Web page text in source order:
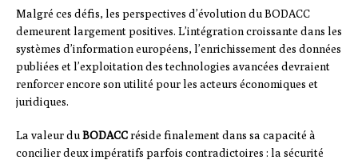
Malgré ces défis, les perspectives d’évolution du BODACC
demeurent largement positives. L’intégration croissante dans les
systèmes d’information européens, l’enrichissement des données
publiées et l’exploitation des technologies avancées devraient
renforcer encore son utilité pour les acteurs économiques et
juridiques.
La valeur duBODACCréside finalement dans sa capacité à
concilier deux impératifs parfois contradictoires : la sécurité